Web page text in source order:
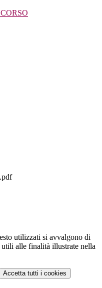
utilizzati si avvalgono di
alle finalità illustrate nella
Accetta tutti i cookies